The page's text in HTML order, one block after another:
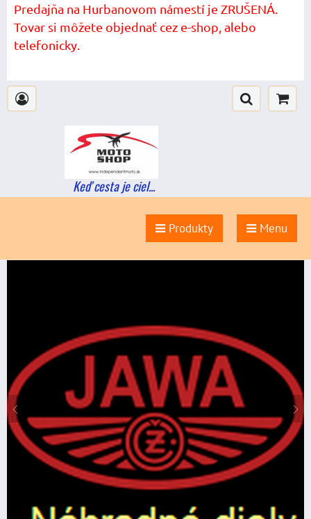
Predajňa na Hurbanovom námestí je ZRUŠENÁ.
Tovar si môžete objednať cez e-shop, alebo
telefonicky.
Keď cesta je ciel...
Produkty Menu